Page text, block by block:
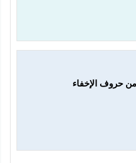
من حروف الإخفاء